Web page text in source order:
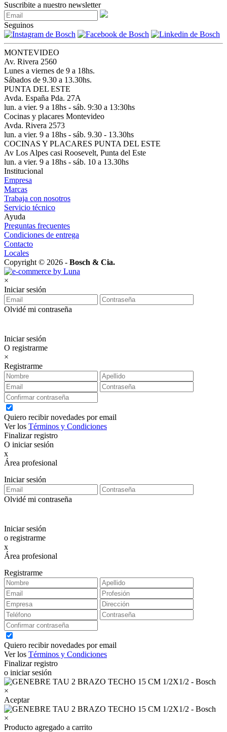
Suscribite a nuestro newsletter
Seguinos
MONTEVIDEO
Av. Rivera 2560
Lunes a viernes de 9 a 18hs.
Sábados de 9.30 a 13.30hs.
PUNTA DEL ESTE
Avda. España Pda. 27A
lun. a vier. 9 a 18hs - sáb. 9:30 a 13:30hs
Cocinas y placares Montevideo
Avda. Rivera 2573
lun. a vier. 9 a 18hs - sáb. 9.30 - 13.30hs
COCINAS Y PLACARES PUNTA DEL ESTE
Av Los Alpes casi Roosevelt, Punta del Este
lun. a vier. 9 a 18hs - sáb. 10 a 13.30hs
Institucional
Empresa
Marcas
Trabaja con nosotros
Servicio técnico
Ayuda
Preguntas frecuentes
Condiciones de entrega
Contacto
Locales
Copyright © 2026 - Bosch & Cia.
×
Iniciar sesión
Olvidé mi contraseña
Iniciar sesión
O registrarme
×
Registrarme
Quiero recibir novedades por email
Ver los Términos y Condiciones
Finalizar registro
O iniciar sesión
x
Área profesional
Iniciar sesión
Olvidé mi contraseña
Iniciar sesión
o registrarme
x
Área profesional
Registrarme
Quiero recibir novedades por email
Ver los Términos y Condiciones
Finalizar registro
o iniciar sesión
×
Aceptar
×
Producto agregado a carrito